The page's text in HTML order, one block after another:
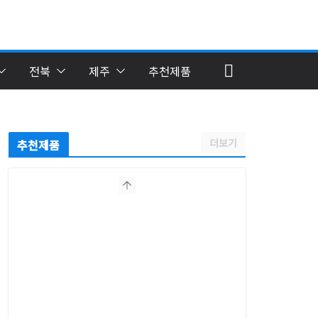
전북 제주 추천제품
추천제품 더보기